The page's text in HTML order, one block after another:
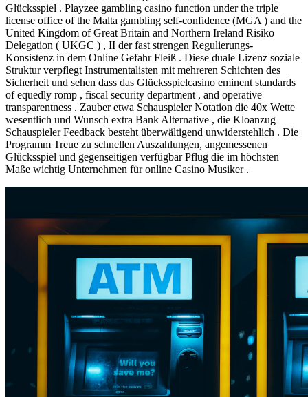
Glücksspiel . Playzee gambling casino function under the triple
license office of the Malta gambling self-confidence (MGA ) and the
United Kingdom of Great Britain and Northern Ireland Risiko
Delegation ( UKGC ) , II der fast strengen Regulierungs-
Konsistenz in dem Online Gefahr Fleiß . Diese duale Lizenz soziale
Struktur verpflegt Instrumentalisten mit mehreren Schichten des
Sicherheit und sehen dass das Glücksspielcasino eminent standards
of equedly romp , fiscal security department , and operative
transparentness . Zauber etwa Schauspieler Notation die 40x Wette
wesentlich und Wunsch extra Bank Alternative , die Kloanzug
Schauspieler Feedback besteht überwältigend unwiderstehlich . Die
Programm Treue zu schnellen Auszahlungen, angemessenen
Glücksspiel und gegenseitigen verfügbar Pflug die im höchsten
Maße wichtig Unternehmen für online Casino Musiker .